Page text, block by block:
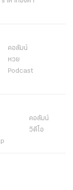
คอลัมน์
หวย
Podcast
คอลัมน์
วิดีโอ